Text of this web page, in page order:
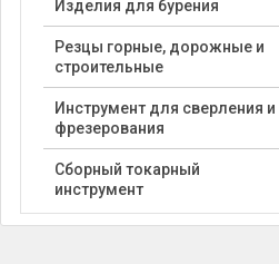
Изделия для бурения
Резцы горные, дорожные и
строительные
Инструмент для сверления и
фрезерования
Сборный токарный
инструмент